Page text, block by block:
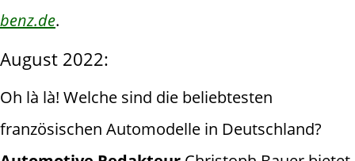
benz.de.
August 2022:
Oh là là! Welche sind die beliebtesten
französischen Automodelle in Deutschland?